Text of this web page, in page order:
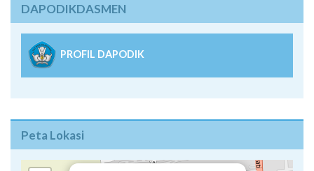
DAPODIKDASMEN
PROFIL DAPODIK
Peta Lokasi